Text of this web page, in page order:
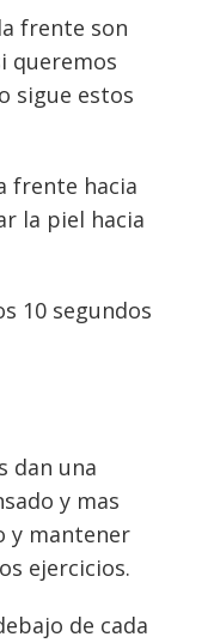
frente son
queremos
sigue estos
frente hacia
la piel hacia
10 segundos
dan una
y mas
y mantener
ejercicios.
de cada